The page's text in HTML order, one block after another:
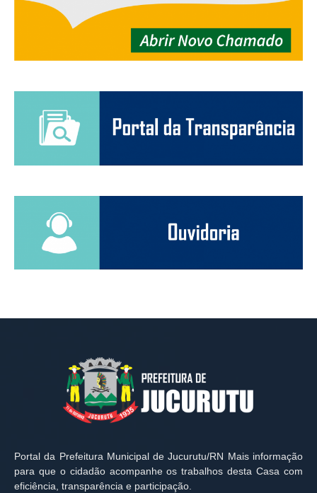
Portal da Prefeitura Municipal de Jucurutu/RN Mais informação
para que o cidadão acompanhe os trabalhos desta Casa com
eficiência, transparência e participação.